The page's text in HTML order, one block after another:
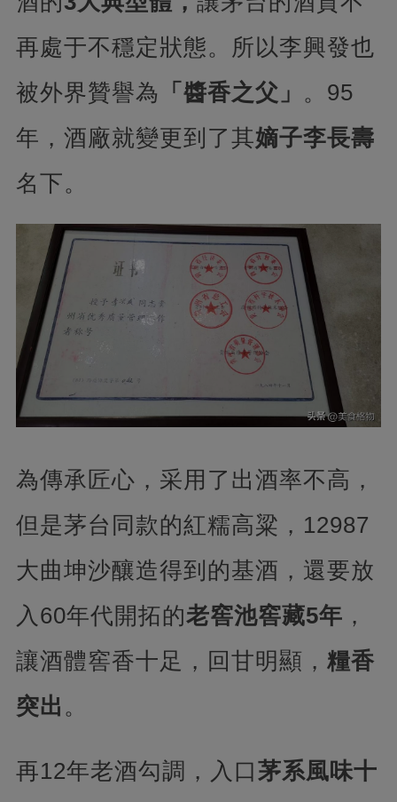
再處于不穩定狀態。所以李興發也
被外界贊譽為
「醬香之父」
。95
年，酒廠就變更到了其嫡子李長壽
名下。
為傳承匠心，采用了出酒率不高，
但是茅台同款的紅糯高粱，12987
大曲坤沙釀造得到的基酒，還要放
入60年代開拓的老窖池窖藏5年 ，
讓酒體窖香十足，回甘明顯， 糧香
突出 。
再12年老酒勾調，入口茅系風味十